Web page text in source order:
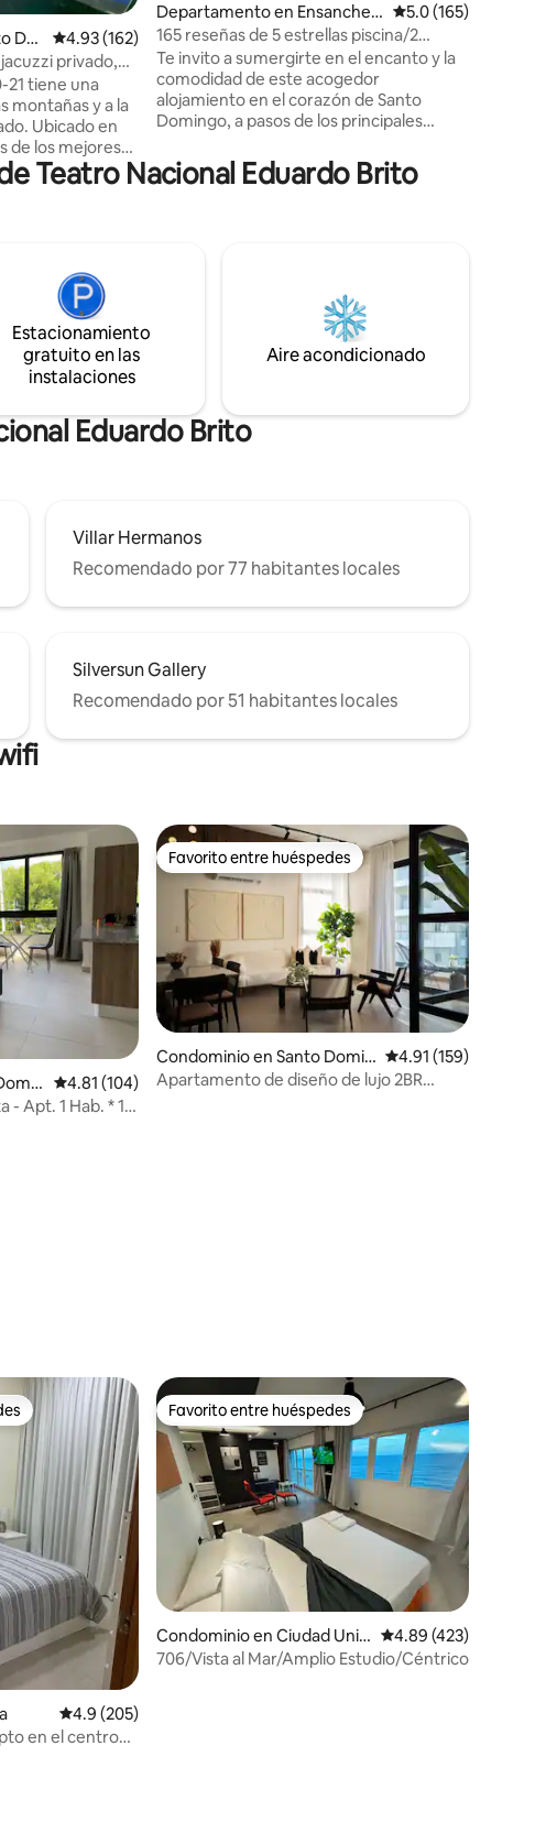
Do
Calificación promedio: 4.93 de 5; 162 evaluaciones
4.93 (162)
privado,
21 tiene una
montañas y a la
Ubicado en
de los mejores
Es apto para
esta a minutos
La
del
puede admirar
y las
Departamento en Ensanche
Quiqueya
Calificación
5.0 (165)
165 reseñas de 5 estrellas piscina/2
jacuzzi/gym
Te invito a sumergirte en el encanto y la
comodidad de este acogedor
alojamiento en el corazón de Santo
Domingo, a pasos de los principales
disfrutarás de una experiencia de
hospedaje única y memorable. Además,
comodidades. ¡Bienvenido a tu hogar
Teatro Nacional Eduardo Brito
Estacionamiento
gratuito en las
instalaciones
Aire acondicionado
Eduardo Brito
Villar Hermanos
Recomendado por 77 habitantes locales
Silversun Gallery
Recomendado por 51 habitantes locales
Calificación promedio: 4.81 de 5; 104 evaluaciones
4.81 (104)
- Apt. 1 Hab. * 1.5
Favorito entre huéspedes
Favorito entre huéspedes
Condominio en Santo Domin
go
Calificación promedio:
4.91 (159)
Apartamento de diseño de lujo 2BR
Calificación promedio: 4.9 de 5; 205 evaluaciones
4.9 (205)
en el centro
Favorito entre huéspedes
Favorito entre huéspedes
Condominio en Ciudad Univ
ersitaria
Calificación promedio:
4.89 (423)
706/Vista al Mar/Amplio Estudio/Céntrico